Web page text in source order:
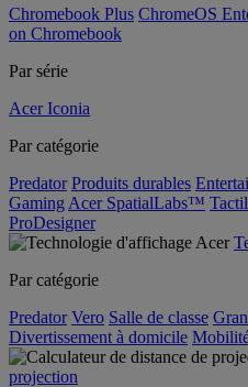
Chromebook Plus ChromeOS
on Chromebook
Par série
Acer Iconia
Par catégorie
Predator Produits durables
Gaming Acer SpatialLabs™
ProDesigner
Par catégorie
Predator Vero Salle de classe
Divertissement à domicile
projection